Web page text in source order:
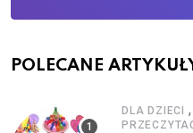
POLECANE
DLA DZIECI ,